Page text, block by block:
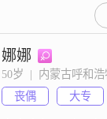
体贴，细心的人
温柔，家庭观重的
活。
娜娜
50岁  |  内蒙古呼和浩
丧偶
大专